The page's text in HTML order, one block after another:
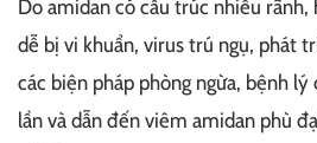
Do amidan có cấu trúc nhiều
dễ bị vi khuẩn, virus trú ngụ, phát
các biện pháp phòng ngừa, bệnh
lần và dẫn đến viêm amidan phù